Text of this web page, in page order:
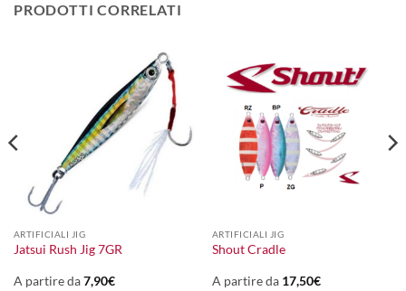
PRODOTTI CORRELATI
ARTIFICIALI JIG
Jatsui Rush Jig 7GR
A partire da7,90€
ARTIFICIALI JIG
Shout Cradle
A partire da 17,50€